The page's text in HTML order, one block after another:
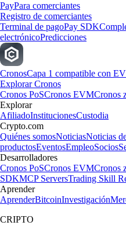
PayPara comerciantes
Registro de comerciantes
Terminal de pagoPay SDK
electrónicoPredicciones
CronosCapa 1 compatible con
Explorar Cronos
Cronos PoSCronos EVMCronos
Explorar
AfiliadoInstitucionesCustodia
Crypto.com
Quiénes somosNoticiasNoticias
productosEventosEmpleoSocios
Desarrolladores
Cronos PoSCronos EVMCronos
SDKMCP ServersTrading Skill
Aprender
AprenderBitcoinInvestigación
CRIPTO